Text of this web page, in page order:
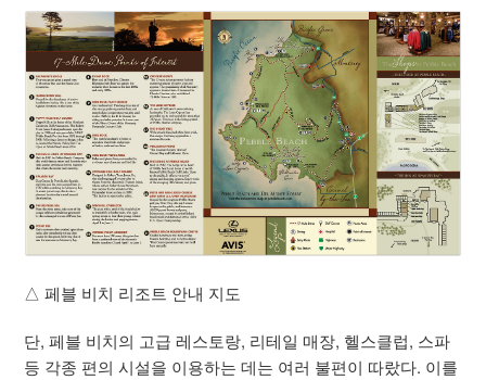
△ 페블 비치 리조트 안내 지도
단, 페블 비치의 고급 레스토랑, 리테일 매장, 헬스클럽, 스파
등 각종 편의 시설을 이용하는 데는 여러 불편이 따랐다. 이를